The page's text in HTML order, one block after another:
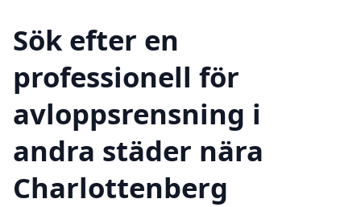
Sök efter en
professionell för
avloppsrensning i
andra städer nära
Charlottenberg